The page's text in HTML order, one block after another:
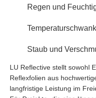
Regen und
Staub und
LU Reflective stellt sowohl
Reflexfolien aus
langfristige Leistung im